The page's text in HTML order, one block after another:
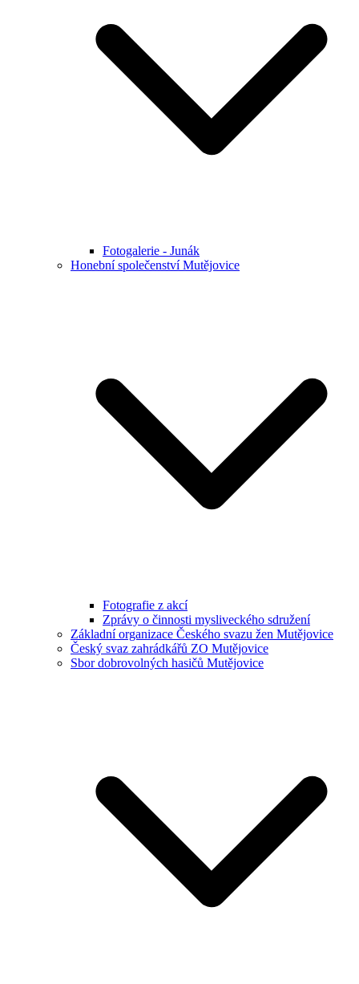
Fotogalerie - Junák
Honební společenství Mutějovice
Fotografie z akcí
Zprávy o činnosti mysliveckého sdružení
Základní organizace Českého svazu žen Mutějovice
Český svaz zahrádkářů ZO Mutějovice
Sbor dobrovolných hasičů Mutějovice